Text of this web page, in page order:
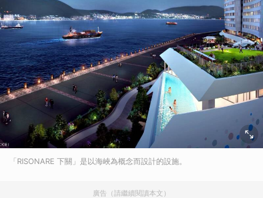
「RISONARE 下關」是以海峽為概念而設計的設施。
廣告（請繼續閱讀本文）